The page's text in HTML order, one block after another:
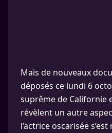
Mais de nouveaux
déposés ce lundi 6
suprême de Californie
révèlent un autre
l’actrice oscarisée